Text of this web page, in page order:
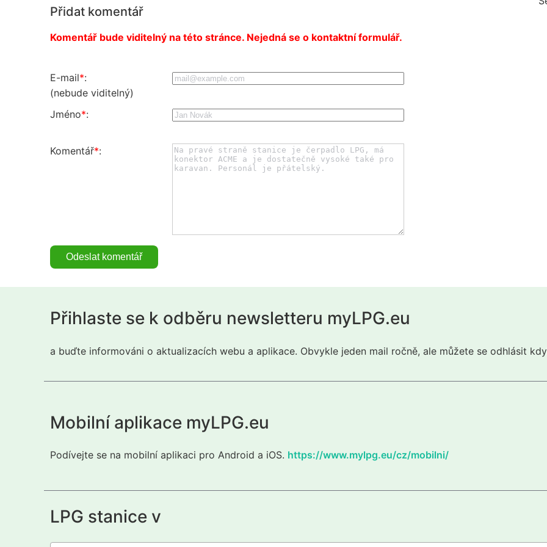
Přidat komentář
Komentář bude viditelný na této stránce. Nejedná se o kontaktní formulář.
E-mail*:
(nebude viditelný)
Jméno*:
Komentář*:
Přihlaste se k odběru newsletteru myLPG.eu
a buďte informováni o aktualizacích webu a aplikace. Obvykle jeden mail ročně, ale můžete se odhlásit
Mobilní aplikace myLPG.eu
Podívejte se na mobilní aplikaci pro Android a iOS. https://www.mylpg.eu/cz/mobilni/
LPG stanice v